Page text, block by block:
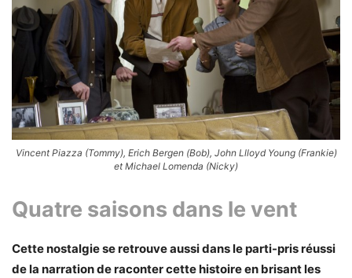
Vincent Piazza (Tommy), Erich Bergen (Bob), John Llloyd Young (Frankie)
et Michael Lomenda (Nicky)
Quatre saisons dans le vent
Cette nostalgie se retrouve aussi dans le parti-pris réussi
de la narration de raconter cette histoire en brisant les